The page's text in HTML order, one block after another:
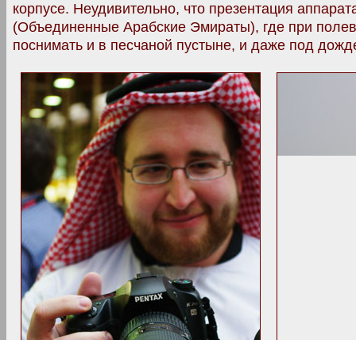
корпусе. Неудивительно, что презентация
(Объединенные Арабские Эмираты), где при
поснимать и в песчаной пустыне, и даже под